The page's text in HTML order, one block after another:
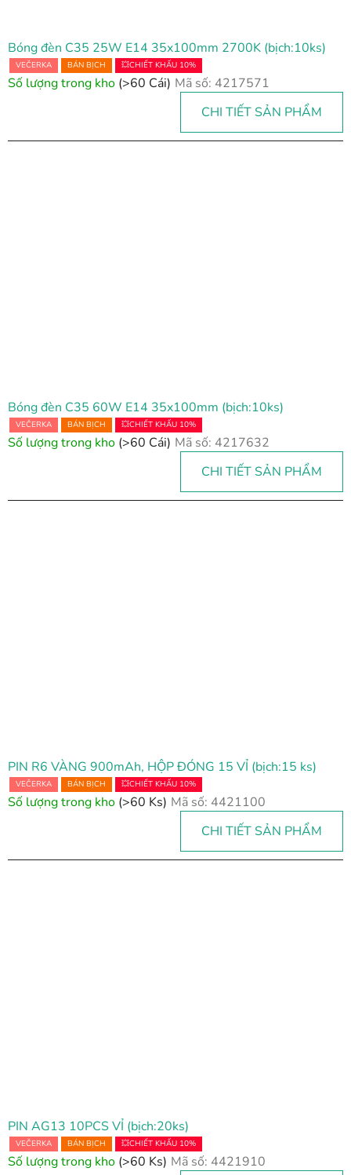
Bóng đèn C35 25W E14 35x100mm 2700K (bịch:10ks)
VEČERKA BÁN BỊCH 💥CHIẾT KHẤU 10%
Số lượng trong kho (>60 Cái) Mã số: 4217571
CHI TIẾT SẢN PHẨM
Bóng đèn C35 60W E14 35x100mm (bịch:10ks)
VEČERKA BÁN BỊCH 💥CHIẾT KHẤU 10%
Số lượng trong kho (>60 Cái) Mã số: 4217632
CHI TIẾT SẢN PHẨM
PIN R6 VÀNG 900mAh, HỘP ĐÓNG 15 VỈ (bịch:15 ks)
VEČERKA BÁN BỊCH 💥CHIẾT KHẤU 10%
Số lượng trong kho (>60 Ks) Mã số: 4421100
CHI TIẾT SẢN PHẨM
PIN AG13 10PCS VỈ (bịch:20ks)
VEČERKA BÁN BỊCH 💥CHIẾT KHẤU 10%
Số lượng trong kho (>60 Ks) Mã số: 4421910